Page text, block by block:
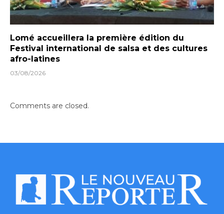
Lomé accueillera la première édition du
Festival international de salsa et des cultures
afro-latines
03/08/2026
Comments are closed.